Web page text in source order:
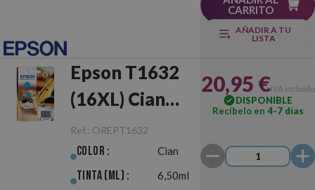
CARRITO
AÑADIR A TU
LISTA
Epson T1632
(16XL) Cian
Original
Ref.: OREPT1632
Color : Cian
Tinta (ml) : 6,50ml
20,95 €IVA incluido
DISPONIBLE
Recíbelo en 4-7 días